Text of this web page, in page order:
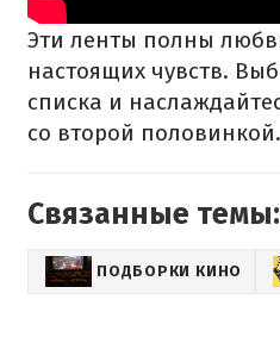
Эти ленты полны
настоящих чувств.
списка и
со второй половинкой.
Связанные темы:
ПОДБОРКИ КИНО